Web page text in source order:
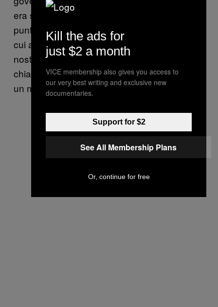
era sempre più alto e potente. A un certo
punto vivevamo nel terrore del momento in
cui avremmo dovuto fumare di nuovo le
nostre due canne serali. E non potevi
chiamarti fuori. Se ci provavi, dovevi vedere
un medico.
Kill the ads for
just $2 a month
VICE membership also gives you access to
our very best writing and exclusive new
documentaries.
Support for $2
See All Membership Plans
Or, continue for free